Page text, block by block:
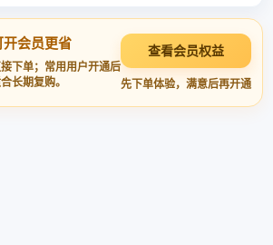
会员更省
下单；常用用户开通后
长期复购。
查看会员权益
先下单体验，满意后再开通